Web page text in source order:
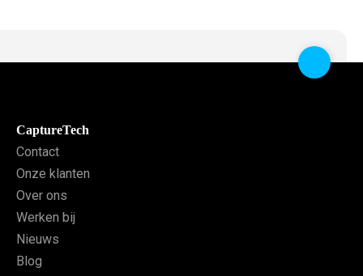
CaptureTech
Contact
Onze klanten
Over ons
Werken bij
Nieuws
Blog